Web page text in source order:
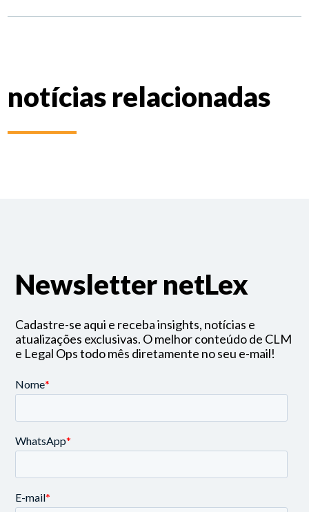
notícias relacionadas
Newsletter netLex
Cadastre-se aqui e receba insights, notícias e
atualizações exclusivas. O melhor conteúdo de CLM
e Legal Ops todo mês diretamente no seu e-mail!